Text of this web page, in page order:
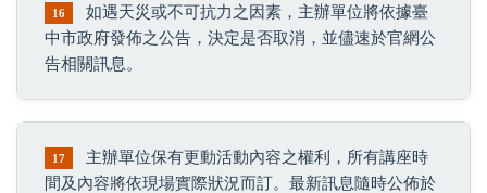
16
如遇天災或不可抗力之因素，主辦單位將依據臺
中市政府發佈之公告，決定是否取消，並儘速於官網公
告相關訊息。
17
主辦單位保有更動活動內容之權利，所有講座時
間及內容將依現場實際狀況而訂。最新訊息隨時公佈於